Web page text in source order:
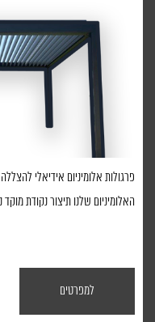
פרגולות אלומיניום אידיאלי
האלומיניום שלנו תיצור נקודת מוקד
למפרטים